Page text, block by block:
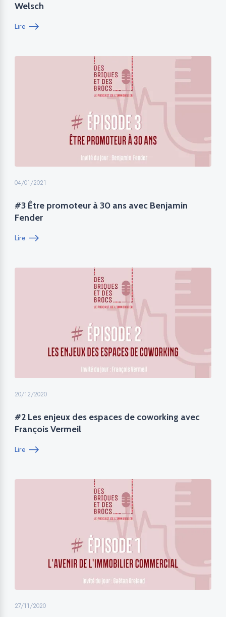
Welsch
Lire
04/01/2021
#3 Être promoteur à 30 ans avec Benjamin
Fender
Lire
20/12/2020
#2 Les enjeux des espaces de coworking avec
François Vermeil
Lire
27/11/2020